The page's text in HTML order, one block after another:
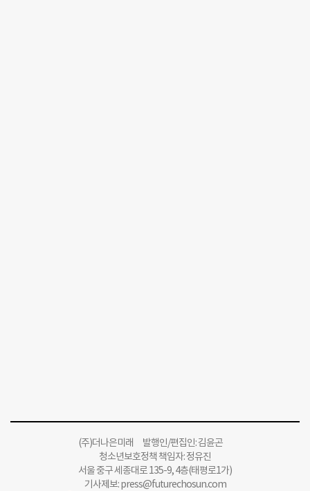
(주)더나은미래 발행인/편집인: 김윤곤
청소년보호정책 책임자: 정유진
서울 중구 세종대로 135-9, 4층(태평로1가)
기사제보:press@futurechosun.com